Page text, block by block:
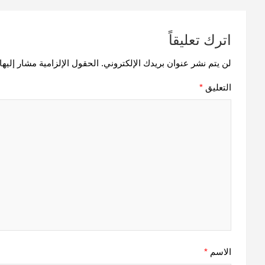
اترك تعليقاً
لن يتم نشر عنوان بريدك الإلكتروني. الحقول الإلزامية مشار
التعليق *
الاسم *